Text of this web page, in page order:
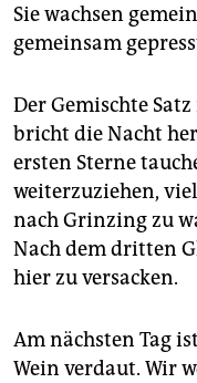
Sie wachsen
gemeinsam
Der Gemischte
bricht die Nacht
ersten Sterne
weiterzuziehen,
nach Grinzing zu
Nach dem dritten
hier zu versacken.
Am nächsten Tag
Wein verdaut. Wir